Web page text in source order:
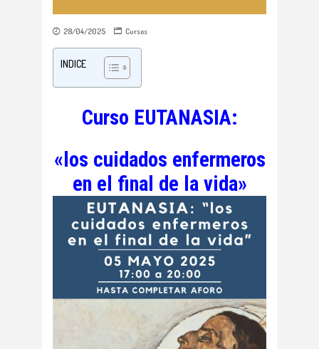
28/04/2025 Cursos
INDICE
Curso EUTANASIA:
«los cuidados enfermeros
en el final de la vida»